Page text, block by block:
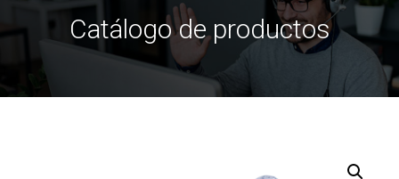
Catálogo de productos